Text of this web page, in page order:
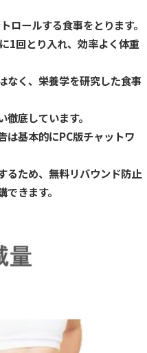
ロールする食事をとります。
1回とり入れ、効率よく体重
なく、栄養学を研究した食事
底しています。
は基本的にPC版チャットワ
るため、無料リバウンド防止
きます。